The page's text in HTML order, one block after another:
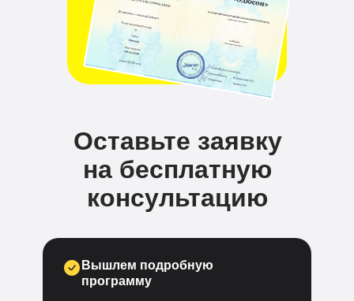
Оставьте заявку
на бесплатную
консультацию
Вышлем подробную
программу